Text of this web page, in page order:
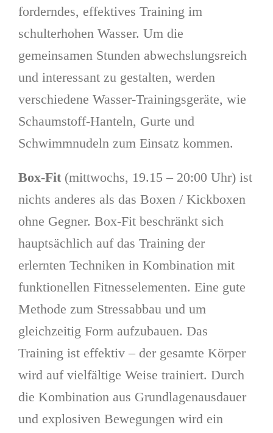
forderndes, effektives Training im
schulterhohen Wasser. Um die
gemeinsamen Stunden abwechslungsreich
und interessant zu gestalten, werden
verschiedene Wasser-Trainingsgeräte, wie
Schaumstoff-Hanteln, Gurte und
Schwimmnudeln zum Einsatz kommen.
Box-Fit(mittwochs, 19.15 – 20:00 Uhr) ist
nichts anderes als das Boxen / Kickboxen
ohne Gegner. Box-Fit beschränkt sich
hauptsächlich auf das Training der
erlernten Techniken in Kombination mit
funktionellen Fitnesselementen. Eine gute
Methode zum Stressabbau und um
gleichzeitig Form aufzubauen. Das
Training ist effektiv – der gesamte Körper
wird auf vielfältige Weise trainiert. Durch
die Kombination aus Grundlagenausdauer
und explosiven Bewegungen wird ein